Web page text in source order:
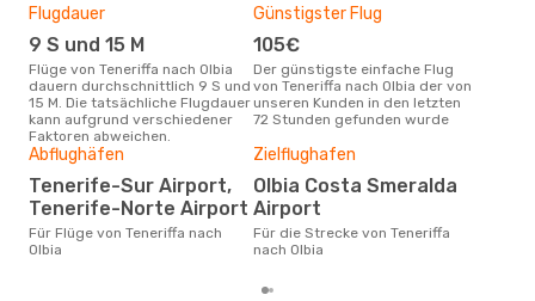
Flugdauer
9 S und 15 M
Flüge von Teneriffa nach Olbia
dauern durchschnittlich 9 S und
15 M. Die tatsächliche Flugdauer
kann aufgrund verschiedener
Faktoren abweichen.
Günstigster Flug
105€
Der günstigste einfache Flug
von Teneriffa nach Olbia der von
unseren Kunden in den letzten
72 Stunden gefunden wurde
Abflughäfen
Tenerife-Sur Airport,
Tenerife-Norte Airport
Für Flüge von Teneriffa nach
Olbia
Zielflughafen
Olbia Costa Smeralda
Airport
Für die Strecke von Teneriffa
nach Olbia